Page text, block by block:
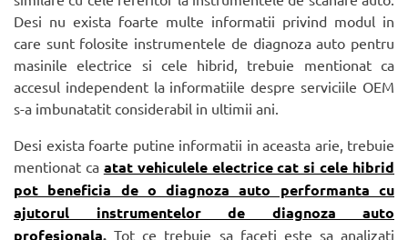
Desi nu exista foarte multe informatii privind modul in
care sunt folosite instrumentele de diagnoza auto pentru
masinile electrice si cele hibrid, trebuie mentionat ca
accesul independent la informatiile despre serviciile OEM
s-a imbunatatit considerabil in ultimii ani.
Desi exista foarte putine informatii in aceasta arie, trebuie
mentionat ca atat vehiculele electrice cat si cele hibrid
pot beneficia de o diagnoza auto performanta cu
ajutorul instrumentelor de diagnoza auto
profesionala. Tot ce trebuie sa faceti este sa analizati